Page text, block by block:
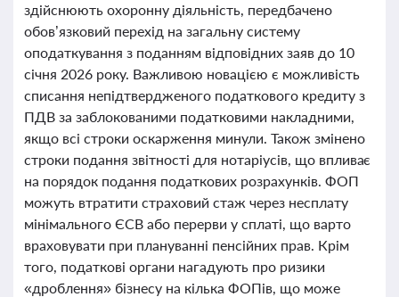
здійснюють охоронну діяльність, передбачено
обов’язковий перехід на загальну систему
оподаткування з поданням відповідних заяв до 10
січня 2026 року. Важливою новацією є можливість
списання непідтвердженого податкового кредиту з
ПДВ за заблокованими податковими накладними,
якщо всі строки оскарження минули. Також змінено
строки подання звітності для нотаріусів, що впливає
на порядок подання податкових розрахунків. ФОП
можуть втратити страховий стаж через несплату
мінімального ЄСВ або перерви у сплаті, що варто
враховувати при плануванні пенсійних прав. Крім
того, податкові органи нагадують про ризики
«дроблення» бізнесу на кілька ФОПів, що може